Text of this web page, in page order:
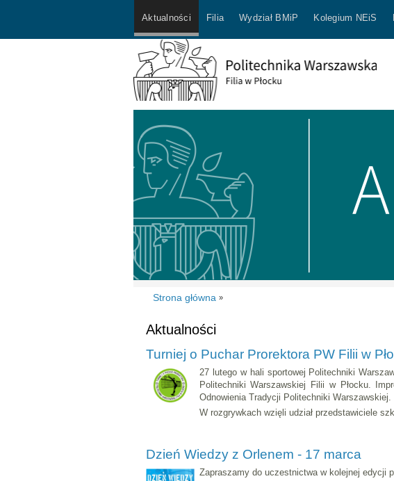
Aktualności Filia Wydział BMiP Kolegium NEiS
Strona główna »
Aktualności
Turniej o Puchar Prorektora PW Filii w
27 lutego w hali sportowej Politechniki
Politechniki Warszawskiej Filii w Płocku.
Odnowienia Tradycji Politechniki Warszawskiej.
W rozgrywkach wzięli udział przedstawiciele
Dzień Wiedzy z Orlenem - 17 marca
Zapraszamy do uczestnictwa w kolejnej edycji